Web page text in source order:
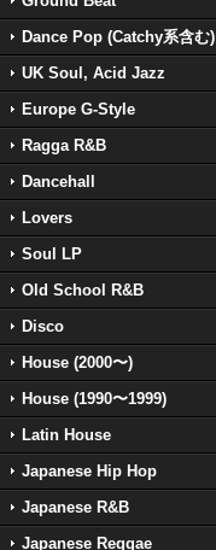
Dance Pop (Catchy系含む)
UK Soul, Acid Jazz
Europe G-Style
Ragga R&B
Dancehall
Lovers
Soul LP
Old School R&B
Disco
House (2000〜)
House (1990〜1999)
Latin House
Japanese Hip Hop
Japanese R&B
Japanese Reggae